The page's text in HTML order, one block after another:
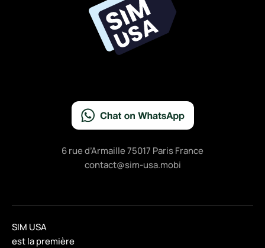
o
k
6 rue d’Armaille 75017 Paris France
contact@sim-usa.mobi
SIM USA
est la première